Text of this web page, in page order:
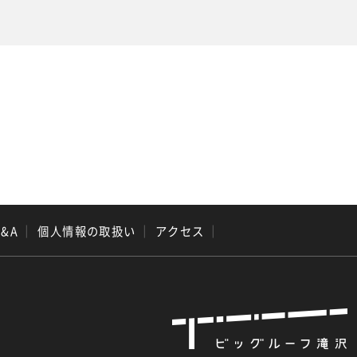
｜ 個人情報の取扱い ｜ アクセス ｜